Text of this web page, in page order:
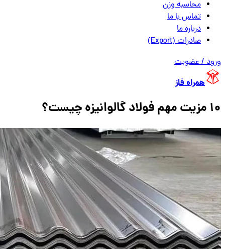
محاسبه وزن
تماس با ما
درباره ما
صادرات (Export)
ورود / عضویت
همراه فلز
10 مزیت مهم فولاد گالوانیزه چیست؟